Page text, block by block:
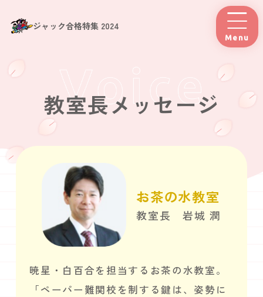
ジャック合格特集 2024
Menu
教室長メッセージ
お茶の水教室
教室長 岩城 潤
暁星・白百合を担当するお茶の水教室。
「ペーパー難関校を制する鍵は、姿勢に